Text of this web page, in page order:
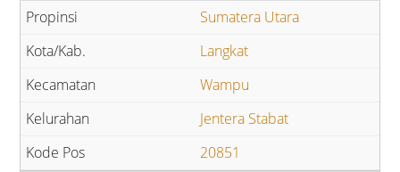
Sumatera Utara
Langkat
Wampu
Jentera Stabat
20851